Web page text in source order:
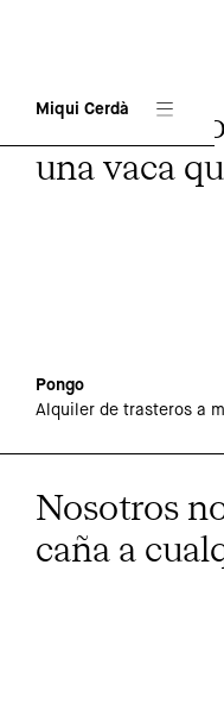
Miqui Cerdà
Porque no
una vaca
Pongo
Alquiler de trasteros a
Nosotros
caña a